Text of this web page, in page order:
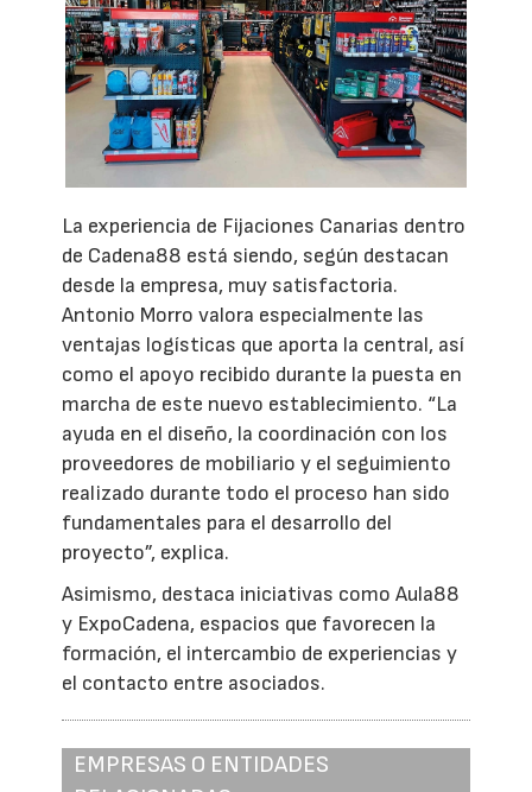
La experiencia de Fijaciones Canarias dentro
de Cadena88 está siendo, según destacan
desde la empresa, muy satisfactoria.
Antonio Morro valora especialmente las
ventajas logísticas que aporta la central, así
como el apoyo recibido durante la puesta en
marcha de este nuevo establecimiento. “La
ayuda en el diseño, la coordinación con los
proveedores de mobiliario y el seguimiento
realizado durante todo el proceso han sido
fundamentales para el desarrollo del
proyecto”, explica.
Asimismo, destaca iniciativas como Aula88
y ExpoCadena, espacios que favorecen la
formación, el intercambio de experiencias y
el contacto entre asociados.
EMPRESAS O ENTIDADES